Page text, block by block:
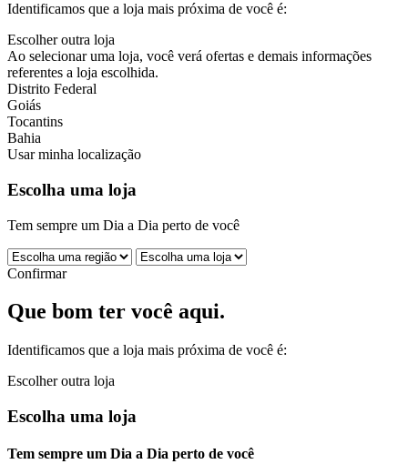
Identificamos que a loja mais próxima de você é:
Escolher outra loja
Ao selecionar uma loja, você verá ofertas e demais informações
referentes a loja escolhida.
Distrito Federal
Goiás
Tocantins
Bahia
Usar minha localização
Escolha uma loja
Tem sempre um Dia a Dia perto de você
Confirmar
Que bom ter você aqui.
Identificamos que a loja mais próxima de você é:
Escolher outra loja
Escolha uma loja
Tem sempre um Dia a Dia perto de você